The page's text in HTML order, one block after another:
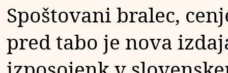
Spoštovani bralec,
pred tabo je nova